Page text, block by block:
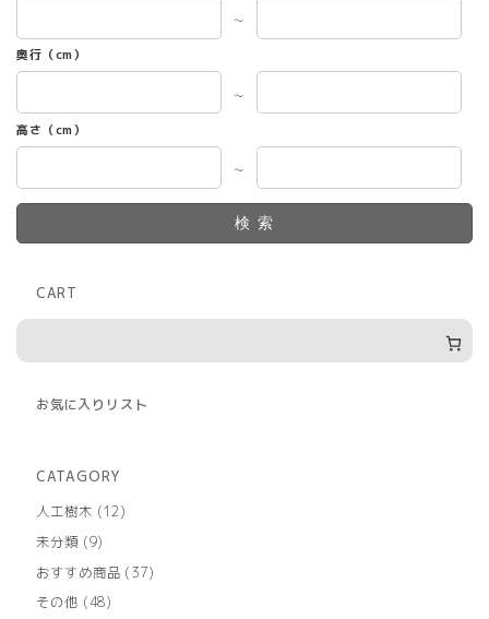
～
奥行（cm）
～
高さ（cm）
～
検索
CART
お気に入りリスト
CATAGORY
人工樹木
1212
商
未分類 99
の
商
おすすめ商品 3737
その他 4848